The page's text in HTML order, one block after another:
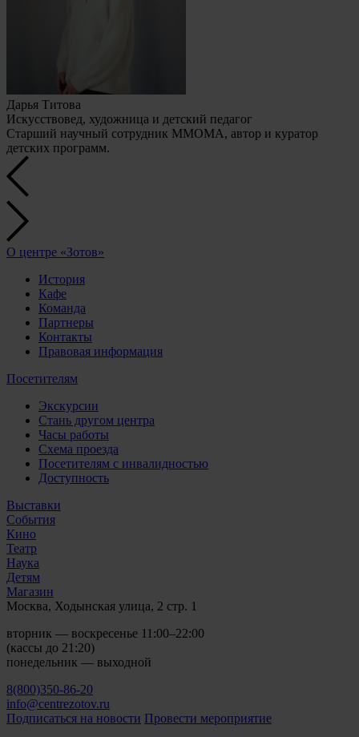
Дарья Титова
Искусствовед, художница и детский педагог
Старший научный сотрудник ММОМА, автор и куратор
детских программ.
О центре «Зотов»
История
Кафе
Команда
Партнеры
Контакты
Правовая информация
Посетителям
Экскурсии
Стань другом центра
Часы работы
Схема проезда
Посетителям с инвалидностью
Доступность
Выставки
События
Кино
Театр
Наука
Детям
Магазин
Москва, Ходынская улица, 2 стр. 1
вторник — воскресенье 11:00–22:00
(кассы до 21:20)
понедельник — выходной
8(800)350-86-20
info@centrezotov.ru
Подписаться на новости Провести мероприятие